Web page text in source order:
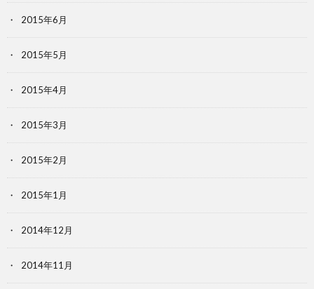
2015年6月
2015年5月
2015年4月
2015年3月
2015年2月
2015年1月
2014年12月
2014年11月